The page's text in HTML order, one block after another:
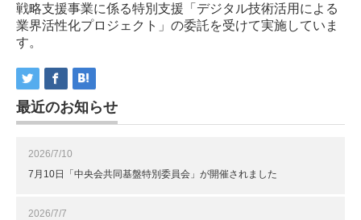
戦略支援事業に係る特別支援「デジタル技術活用による
業界活性化プロジェクト」の委託を受けて実施していま
す。
最近のお知らせ
2026/7/10
7月10日「中央会共同基盤特別委員会」が開催されました
2026/7/7